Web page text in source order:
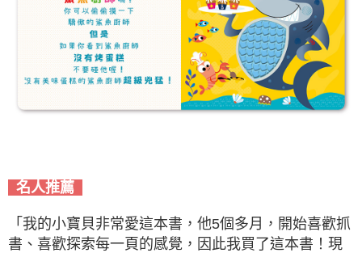
名人推薦
「我的小寶貝非常愛這本書，他5個多月，開始喜歡抓
書、喜歡探索每一頁的感覺，因此我買了這本書！現